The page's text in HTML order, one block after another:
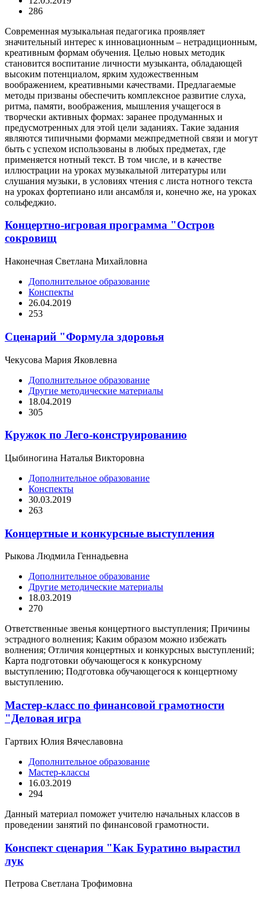
286
Современная музыкальная педагогика проявляет
значительный интерес к инновационным – нетрадиционным,
креативным формам обучения. Целью новых методик
становится воспитание личности музыканта, обладающей
высоким потенциалом, ярким художественным
воображением, креативными качествами. Предлагаемые
методы призваны обеспечить комплексное развитие слуха,
ритма, памяти, воображения, мышления учащегося в
творчески активных формах: заранее продуманных и
предусмотренных для этой цели заданиях. Такие задания
являются типичными формами межпредметной связи и могут
быть с успехом использованы в любых предметах, где
применяется нотный текст. В том числе, и в качестве
иллюстрации на уроках музыкальной литературы или
слушания музыки, в условиях чтения с листа нотного текста
на уроках фортепиано или ансамбля и, конечно же, на уроках
сольфеджио.
Концертно-игровая программа "Остров
сокровищ
Наконечная Светлана Михайловна
Дополнительное образование
Конспекты
26.04.2019
253
Сценарий "Формула здоровья
Чекусова Мария Яковлевна
Дополнительное образование
Другие методические материалы
18.04.2019
305
Кружок по Лего-конструированию
Цыбиногина Наталья Викторовна
Дополнительное образование
Конспекты
30.03.2019
263
Концертные и конкурсные выступления
Рыкова Людмила Геннадьевна
Дополнительное образование
Другие методические материалы
18.03.2019
270
Ответственные звенья концертного выступления; Причины
эстрадного волнения; Каким образом можно избежать
волнения; Отличия концертных и конкурсных выступлений;
Карта подготовки обучающегося к конкурсному
выступлению; Подготовка обучающегося к концертному
выступлению.
Мастер-класс по финансовой грамотности
"Деловая игра
Гартвих Юлия Вячеславовна
Дополнительное образование
Мастер-классы
16.03.2019
294
Данный материал поможет учителю начальных классов в
проведении занятий по финансовой грамотности.
Конспект сценария "Как Буратино вырастил
лук
Петрова Светлана Трофимовна